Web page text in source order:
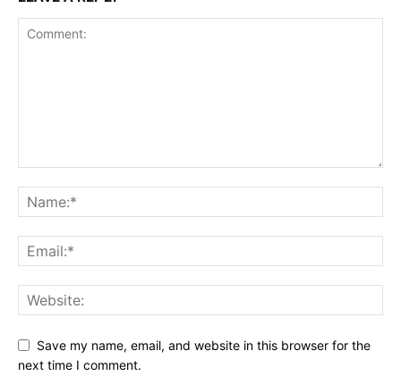
Save my name, email, and website in this browser for the
next time I comment.